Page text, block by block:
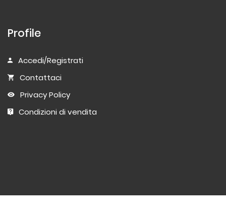
Profile
Accedi/Registrati
Contattaci
Privacy Policy
Condizioni di vendita